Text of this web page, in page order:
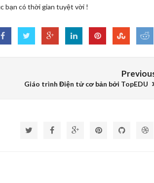
bạn có thời gian tuyệt vời !
Giáo trình Điện tử cơ bản bởi TopEDU